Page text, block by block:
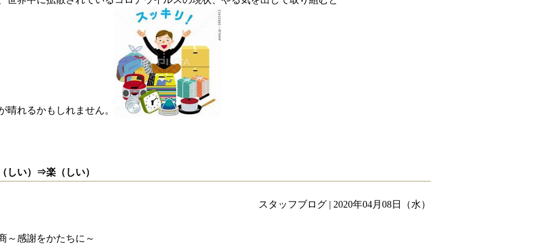
晴れるかもしれません。
しい）⇒楽（しい）
スタッフブログ | 2020年04月08日（水）
～感謝をかたちに～